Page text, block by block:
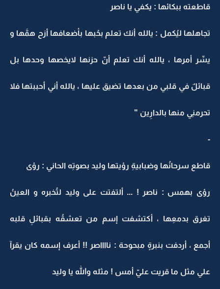
قاطعته ببكائها : يكفي يا ناصر
تجاهلها ليُكمل : يالله أنك تعلم بحُبها بأضعافها أزح همَّها و
يسِّر أمرها ، يالله أنك تعلم أنّ حزنها لايخصها وحدها بل
قبائلٌ في قلبي من بعدها تضيق عليها ، يالله أني أحببتها فلا
تحرمنِي منها بالدارِين "
-
قاطع سرحانُها وضبابيةِ رؤيتها وليد بصوتِه الحاني : رؤى
رؤى بهمس : ناصر ! ... ألتفتت على وليد لتُخبره و العينُ
تغرق بدمعِها ، أكتشفت إسم من تعشقُه بقبائلِ قلبه
أجمع ، أردفت بنبرةٍ مبحوحة : نااااصر !! أعرف إسمه كان يقرآ
علي مثل ما قريت عليّ أمس ! مثله والله يا وليد